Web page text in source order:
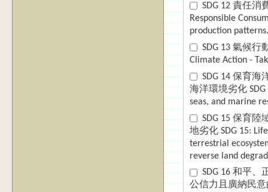
SDG 12 責任消
Responsible
production patterns.
SDG 13 氣候行
Climate Action -
SDG 14 保育
海洋環境劣化 SDG
seas, and marine
SDG 15 保育
地劣化 SDG 15:
terrestrial
reverse land
SDG 16 和平
公信力且廣納民意